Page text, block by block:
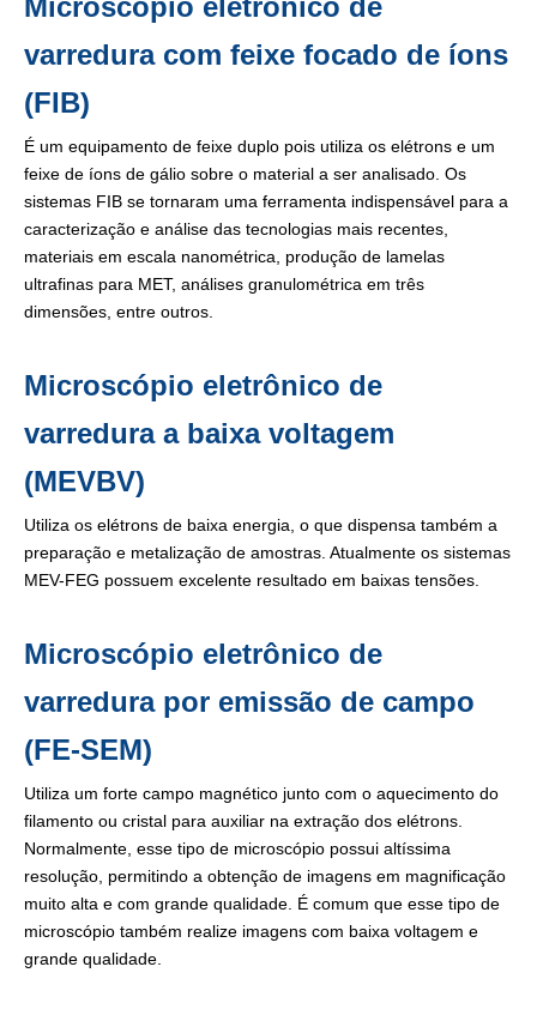
Microscópio eletrônico de
varredura com feixe focado de íons
(FIB)
É um equipamento de feixe duplo pois utiliza os elétrons e um
feixe de íons de gálio sobre o material a ser analisado. Os
sistemas FIB se tornaram uma ferramenta indispensável para a
caracterização e análise das tecnologias mais recentes,
materiais em escala nanométrica, produção de lamelas
ultrafinas para MET, análises granulométrica em três
dimensões, entre outros.
Microscópio eletrônico de
varredura a baixa voltagem
(MEVBV)
Utiliza os elétrons de baixa energia, o que dispensa também a
preparação e metalização de amostras. Atualmente os sistemas
MEV-FEG possuem excelente resultado em baixas tensões.
Microscópio eletrônico de
varredura por emissão de campo
(FE-SEM)
Utiliza um forte campo magnético junto com o aquecimento do
filamento ou cristal para auxiliar na extração dos elétrons.
Normalmente, esse tipo de microscópio possui altíssima
resolução, permitindo a obtenção de imagens em magnificação
muito alta e com grande qualidade. É comum que esse tipo de
microscópio também realize imagens com baixa voltagem e
grande qualidade.